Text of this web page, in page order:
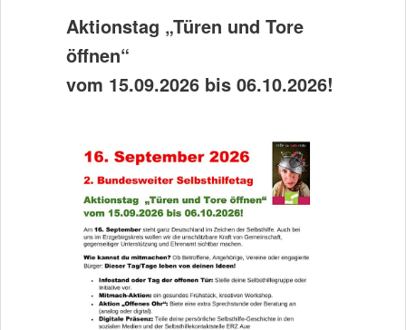
Aktionstag „Türen und Tore
öffnen“
vom 15.09.2026 bis 06.10.2026!